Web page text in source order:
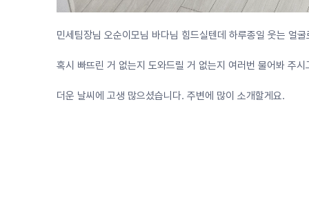
민세팀장님 오순이모님 바다님 힘드실텐데 하루종일 웃는 얼
혹시 빠뜨린 거 없는지 도와드릴 거 없는지 여러번 물어봐 주
더운 날씨에 고생 많으셨습니다. 주변에 많이 소개할게요.